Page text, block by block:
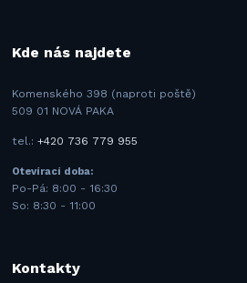
Kde nás najdete
Komenského 398 (naproti poště)
509 01 NOVÁ PAKA
tel.:+420 736 779 955
Otevírací doba:
Po-Pá: 8:00 - 16:30
So: 8:30 - 11:00
Kontakty